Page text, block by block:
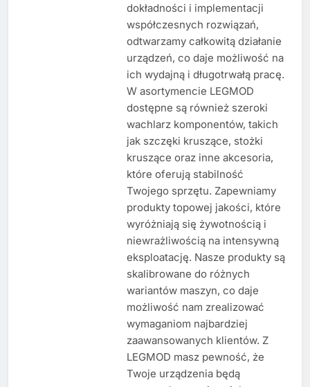
dokładności i implementacji
współczesnych rozwiązań,
odtwarzamy całkowitą działanie
urządzeń, co daje możliwość na
ich wydajną i długotrwałą pracę.
W asortymencie LEGMOD
dostępne są również szeroki
wachlarz komponentów, takich
jak szczęki kruszące, stożki
kruszące oraz inne akcesoria,
które oferują stabilność
Twojego sprzętu. Zapewniamy
produkty topowej jakości, które
wyróżniają się żywotnością i
niewrażliwością na intensywną
eksploatację. Nasze produkty są
skalibrowane do różnych
wariantów maszyn, co daje
możliwość nam zrealizować
wymaganiom najbardziej
zaawansowanych klientów. Z
LEGMOD masz pewność, że
Twoje urządzenia będą